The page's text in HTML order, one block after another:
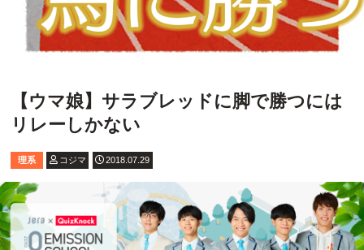
【ウマ娘】サラブレッドに脚で勝つには
リレーしかない
理系 コジマ 2018.07.29